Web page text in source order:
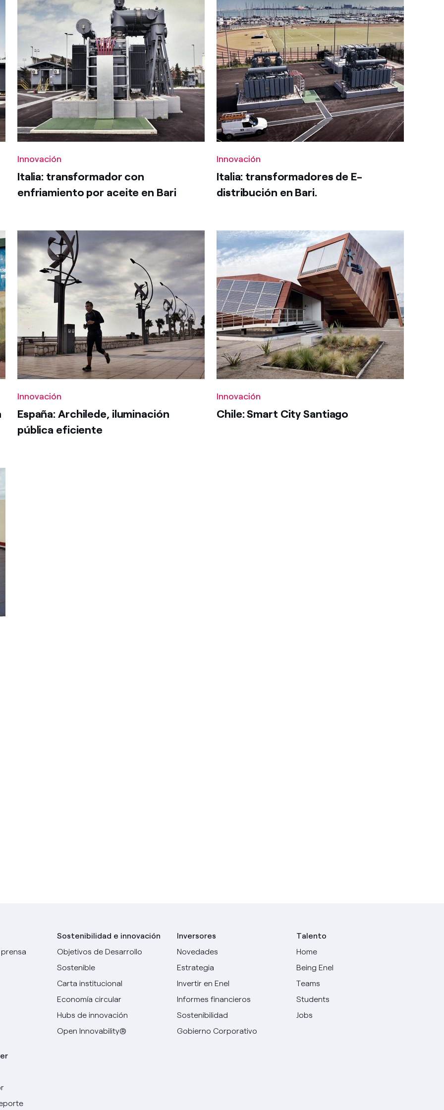
las ONG
infracción de nuestras
México
Norteamérica
Aplicar
Feb
Apr May
Jul Aug
Oct Nov Dec
Innovación
Italia: transformador con
enfriamiento por aceite en Bari
Innovación
Italia: transformadores de E-
distribución en Bari.
Innovación
España: Archilede, iluminación
pública eficiente
Innovación
Chile: Smart City Santiago
Sostenibilidad e innovación
Objetivos de Desarrollo
Sostenible
Carta institucional
Economía circular
Hubs de innovación
Open Innovability®
Inversores
Novedades
Estrategia
Invertir en Enel
Informes financieros
Sostenibilidad
Gobierno Corporativo
Talento
Home
Being Enel
Teams
Students
Jobs